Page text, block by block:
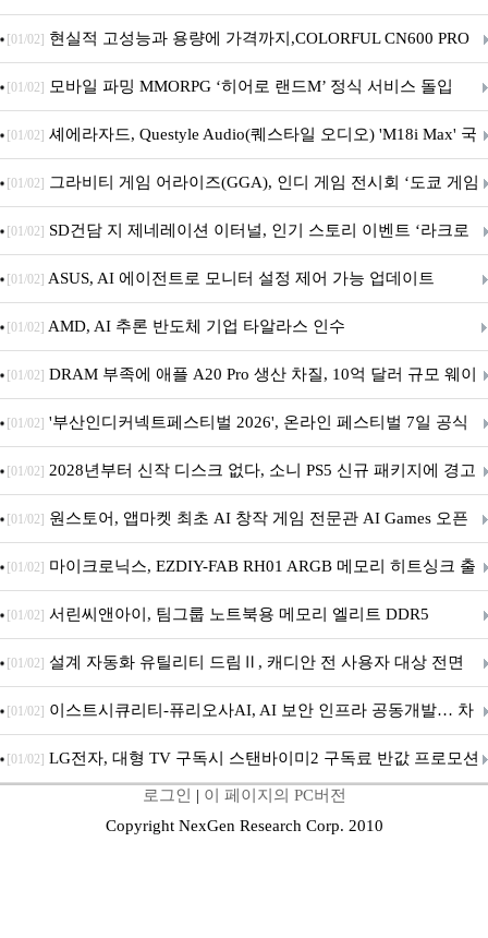
브랜드데이 기획전 진행
[01/02] 현실적 고성능과 용량에 가격까지,COLORFUL CN600 PRO
M.2 NVMe 디앤디컴 1TB
[01/02] 모바일 파밍 MMORPG ‘히어로 랜드M’ 정식 서비스 돌입
[01/02] 셰에라자드, Questyle Audio(퀘스타일 오디오) 'M18i Max' 국
내 정식 출시
[01/02] 그라비티 게임 어라이즈(GGA), 인디 게임 전시회 ‘도쿄 게임
던전 13’ 참가!
[01/02] SD건담 지 제네레이션 이터널, 인기 스토리 이벤트 ‘라크로
아의 용사’ 재개최 및 풍성한 기념 이벤트 실시!
[01/02] ASUS, AI 에이전트로 모니터 설정 제어 가능 업데이트
[01/02] AMD, AI 추론 반도체 기업 타알라스 인수
[01/02] DRAM 부족에 애플 A20 Pro 생산 차질, 10억 달러 규모 웨이
퍼 대기
[01/02] '부산인디커넥트페스티벌 2026', 온라인 페스티벌 7일 공식
개막... 22일간 진행
[01/02] 2028년부터 신작 디스크 없다, 소니 PS5 신규 패키지에 경고
문 추가
[01/02] 원스토어, 앱마켓 최초 AI 창작 게임 전문관 AI Games 오픈
[01/02] 마이크로닉스, EZDIY-FAB RH01 ARGB 메모리 히트싱크 출
시
[01/02] 서린씨앤아이, 팀그룹 노트북용 메모리 엘리트 DDR5
5600MHz 16GB 출시
[01/02] 설계 자동화 유틸리티 드림Ⅱ, 캐디안 전 사용자 대상 전면
무상 배포
[01/02] 이스트시큐리티-퓨리오사AI, AI 보안 인프라 공동개발… 차
세대 AI 보안 플랫폼 구축
[01/02] LG전자, 대형 TV 구독시 스탠바이미2 구독료 반값 프로모션
로그인 | 이 페이지의 PC버전
Copyright NexGen Research Corp. 2010